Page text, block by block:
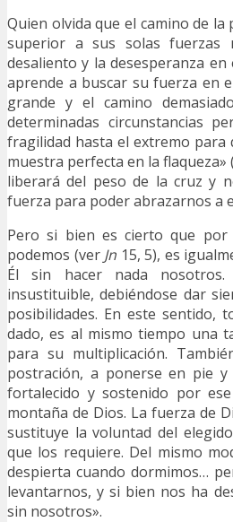
Quien olvida que el camino de
superior a sus solas fuerzas
desaliento y la desesperanza
aprende a buscar su fuerza en
grande y el camino
determinadas circunstancias
fragilidad hasta el extremo para
muestra perfecta en la flaqueza» (
liberará del peso de la cruz y
fuerza para poder abrazarnos a
Pero si bien es cierto que
podemos (ver Jn 15, 5), es
Él sin hacer nada nosotros.
insustituible, debiéndose dar
posibilidades. En este sentido,
dado, es al mismo tiempo una
para su multiplicación.
postración, a ponerse en pie
fortalecido y sostenido por
montaña de Dios. La fuerza de
sustituye la voluntad del
que los requiere. Del mismo
des­pierta cuando dormimos…
levantarnos, y si bien nos ha
sin nosotros».